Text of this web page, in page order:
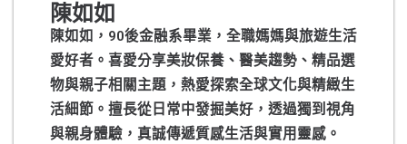
陳如如
陳如如，90後金融系畢業，全職媽媽與旅遊生活
愛好者。喜愛分享美妝保養、醫美趨勢、精品選
物與親子相關主題，熱愛探索全球文化與精緻生
活細節。擅長從日常中發掘美好，透過獨到視角
與親身體驗，真誠傳遞質感生活與實用靈感。